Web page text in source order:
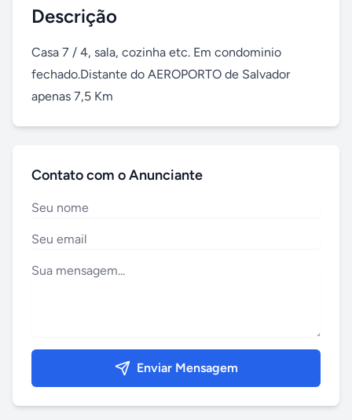
Descrição
Casa 7 / 4, sala, cozinha etc. Em condominio
fechado.Distante do AEROPORTO de Salvador
apenas 7,5 Km
Contato com o Anunciante
Enviar Mensagem